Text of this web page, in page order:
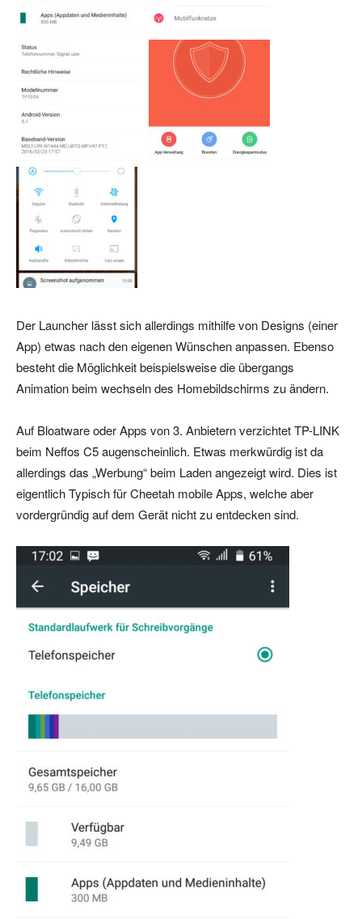
Der Launcher lässt sich allerdings mithilfe von Designs (einer
App) etwas nach den eigenen Wünschen anpassen. Ebenso
besteht die Möglichkeit beispielsweise die übergangs
Animation beim wechseln des Homebildschirms zu ändern.
Auf Bloatware oder Apps von 3. Anbietern verzichtet TP-LINK
beim Neffos C5 augenscheinlich. Etwas merkwürdig ist da
allerdings das „Werbung“ beim Laden angezeigt wird. Dies ist
eigentlich Typisch für Cheetah mobile Apps, welche aber
vordergründig auf dem Gerät nicht zu entdecken sind.